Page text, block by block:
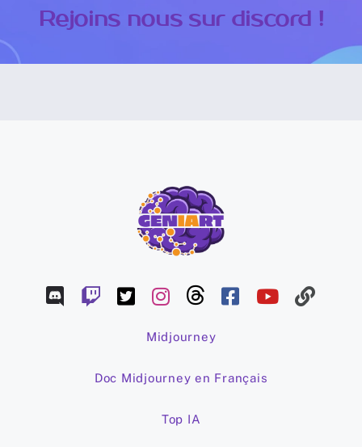
Rejoins nous sur discord !
Midjourney
Doc Midjourney en Français
Top IA